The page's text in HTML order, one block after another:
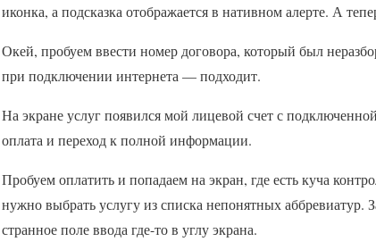
иконка, а подсказка отображается в нативном алерте. А
Окей, пробуем ввести номер договора, который был
при подключении интернета — подходит.
На экране услуг появился мой лицевой счет с
оплата и переход к полной информации.
Пробуем оплатить и попадаем на экран, где есть куча
нужно выбрать услугу из списка непонятных аббревиатур.
странное поле ввода где-то в углу экрана.